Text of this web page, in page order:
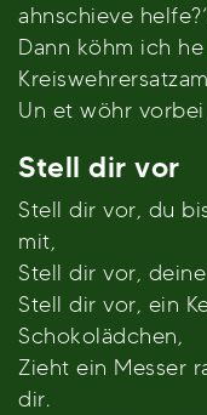
ahnschieve
Dann köhm ich
Un et wöhr
Stell dir vor
Stell dir vor, du
mit,
Stell dir vor,
Stell dir vor, ein
Schokolädchen,
Zieht ein Messer
dir.